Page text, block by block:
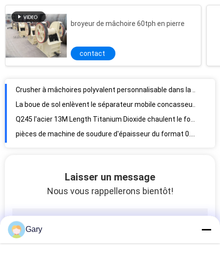
broyeur de mâchoire 60tph en pierre
contact
La boue de sol enlèvent le séparateur mobile concasseur mobile de chenille de station
Q245 l'acier 13M Length Titanium Dioxide chaulent le four rotatoire
pièces de machine de soudure d'épaisseur du format 0.2mm 50mm du DAO 3D
Presse hydraulique de déchets de papier de rebut Carboard pour ceinturer de emballage
Mobile Concrete Waste Crusher
Laisser un message
Nous vous rappellerons bientôt!
Gary